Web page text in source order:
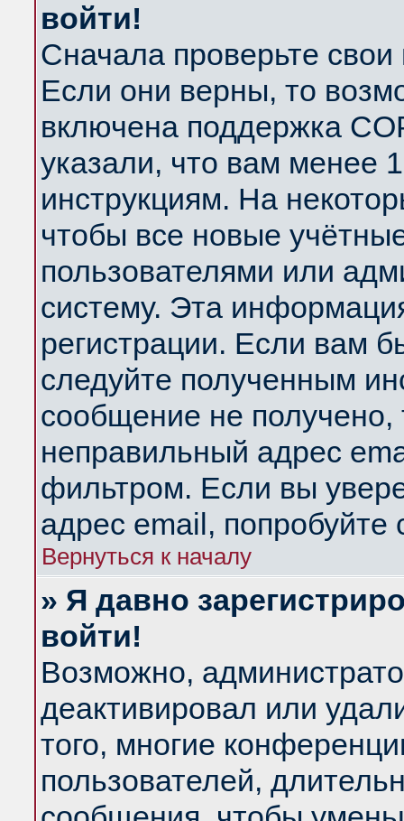
войти!
Сначала проверьте
Если они верны, то
включена поддержка
указали, что вам менее
инструкциям. На
чтобы все новые
пользователями или
систему. Эта
регистрации. Если вам
следуйте полученным
сообщение не получено,
неправильный адрес
фильтром. Если вы
адрес email, попробуйте
Вернуться к началу
» Я давно
войти!
Возможно,
деактивировал или
того, многие
пользователей,